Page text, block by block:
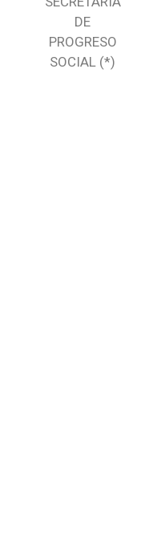
DE
PROGRESO
SOCIAL (*)